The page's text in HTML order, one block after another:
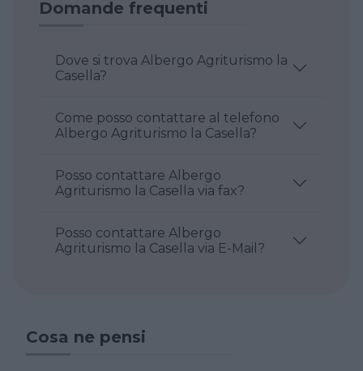
Domande frequenti
Dove si trova Albergo Agriturismo la
Casella?
Come posso contattare al telefono
Albergo Agriturismo la Casella?
Posso contattare Albergo
Agriturismo la Casella via fax?
Posso contattare Albergo
Agriturismo la Casella via E-Mail?
Cosa ne pensi